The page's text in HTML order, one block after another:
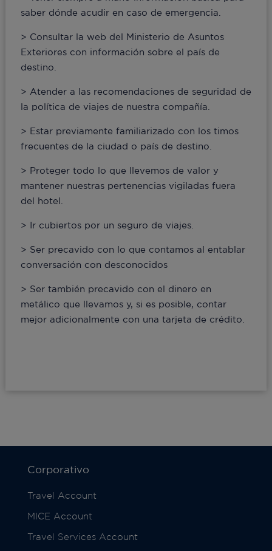
saber dónde acudir en caso de emergencia.
> Consultar la web del Ministerio de Asuntos
Exteriores con información sobre el país de
destino.
> Atender a las recomendaciones de seguridad de
la política de viajes de nuestra compañía.
> Estar previamente familiarizado con los timos
frecuentes de la ciudad o país de destino.
> Proteger todo lo que llevemos de valor y
mantener nuestras pertenencias vigiladas fuera
del hotel.
> Ir cubiertos por un seguro de viajes.
> Ser precavido con lo que contamos al entablar
conversación con desconocidos
> Ser también precavido con el dinero en
metálico que llevamos y, si es posible, contar
mejor adicionalmente con una tarjeta de crédito.
Corporativo
Travel Account
MICE Account
Travel Services Account